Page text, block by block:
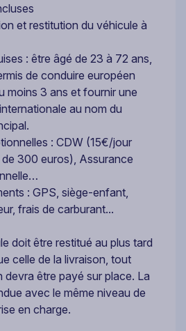
et restitution du véhicule à
: être âgé de 23 à 72 ans,
de conduire européen
moins 3 ans et fournir une
au nom du
: CDW (15€/jour
300 euros), Assurance
: GPS, siège-enfant,
frais de carburant...
doit être restitué au plus tard
celle de la livraison, tout
devra être payé sur place. La
avec le même niveau de
en charge.